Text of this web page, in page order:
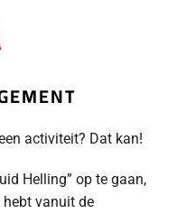
activiteit? Dat kan!
Helling” op te gaan,
vanuit de